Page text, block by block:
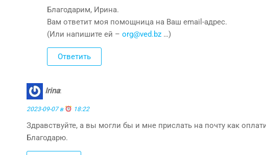
Благодарим, Ирина.
Вам ответит моя помощница на Ваш email-адрес.
(Или напишите ей – org@ved.bz …)
Ответить
Irina:
2023-09-07 в 18:22
Здравствуйте, а вы могли бы и мне прислать на почту как
Благодарю.